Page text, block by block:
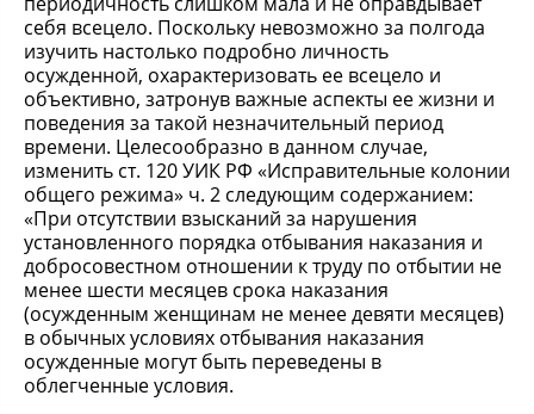
себя всецело. Поскольку невозможно за полгода
изучить настолько подробно личность
осужденной, охарактеризовать ее всецело и
объективно, затронув важные аспекты ее жизни и
поведения за такой незначительный период
времени. Целесообразно в данном случае,
изменить ст. 120 УИК РФ «Исправительные колонии
общего режима» ч. 2 следующим содержанием:
«При отсутствии взысканий за нарушения
установленного порядка отбывания наказания и
добросовестном отношении к труду по отбытии не
менее шести месяцев срока наказания
(осужденным женщинам не менее девяти месяцев)
в обычных условиях отбывания наказания
осужденные могут быть переведены в
облегченные условия.